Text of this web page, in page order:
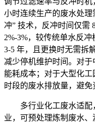
小时连续生产的废水处理
冲” 技术，反冲时间仅需
2%-3%，较传统单水反
3-5 年，且更换时无需拆
减少停机维护时间。对
能耗成本；对于大型化
时段的废水排放量，避免
多行业化工废水适
业，可预处理炼制废水